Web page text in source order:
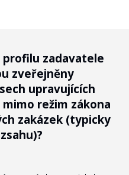
měly přispívat k
dotčeného
cílů.
kombinací
kritérií.“
stránky státní
že se státními
dostatečně
krátké CV,
na profil na
zadavatele
zveřejněny
upravujících
režim zákona
zakázek (typicky